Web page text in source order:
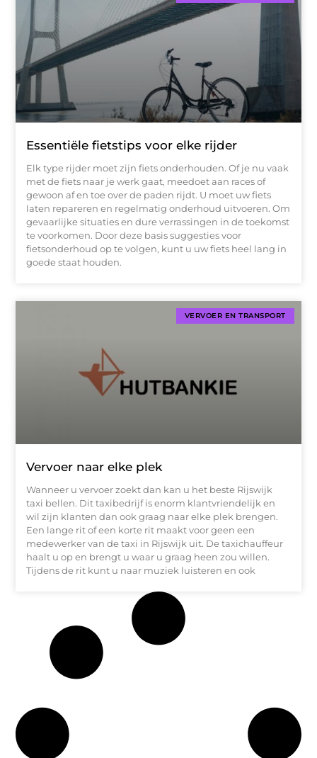
Essentiële fietstips voor elke rijder
Elk type rijder moet zijn fiets onderhouden. Of je nu vaak
met de fiets naar je werk gaat, meedoet aan races of
gewoon af en toe over de paden rijdt. U moet uw fiets
laten repareren en regelmatig onderhoud uitvoeren. Om
gevaarlijke situaties en dure verrassingen in de toekomst
te voorkomen. Door deze basis suggesties voor
fietsonderhoud op te volgen, kunt u uw fiets heel lang in
goede staat houden.
VERVOER EN TRANSPORT
Vervoer naar elke plek
Wanneer u vervoer zoekt dan kan u het beste Rijswijk
taxi bellen. Dit taxibedrijf is enorm klantvriendelijk en
wil zijn klanten dan ook graag naar elke plek brengen.
Een lange rit of een korte rit maakt voor geen een
medewerker van de taxi in Rijswijk uit. De taxichauffeur
haalt u op en brengt u waar u graag heen zou willen.
Tijdens de rit kunt u naar muziek luisteren en ook